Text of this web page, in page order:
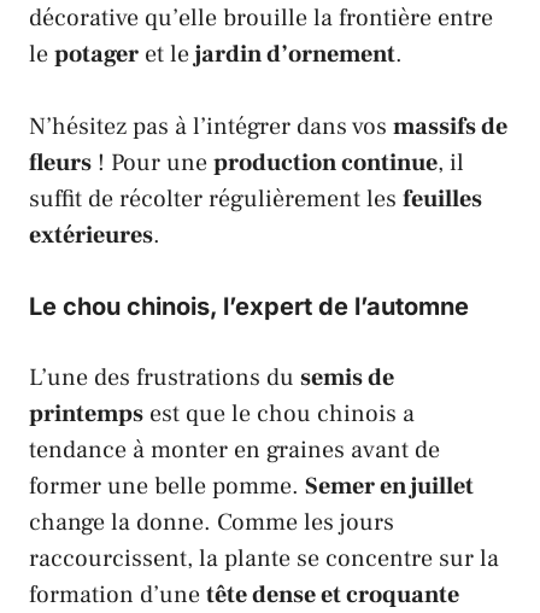
décorative qu’elle brouille la frontière entre
lepotager et lejardin d’ornement.
N’hésitez pas à l’intégrer dans vos massifs de
fleurs ! Pour uneproduction continue, il
suffit de récolter régulièrement les feuilles
extérieures.
Le chou chinois, l’expert de l’automne
L’une des frustrations du semis de
printemps est que le chou chinois a
tendance à monter en graines avant de
former une belle pomme. Semer en juillet
change la donne. Comme les jours
raccourcissent, la plante se concentre sur la
formation d’unetête dense et croquante